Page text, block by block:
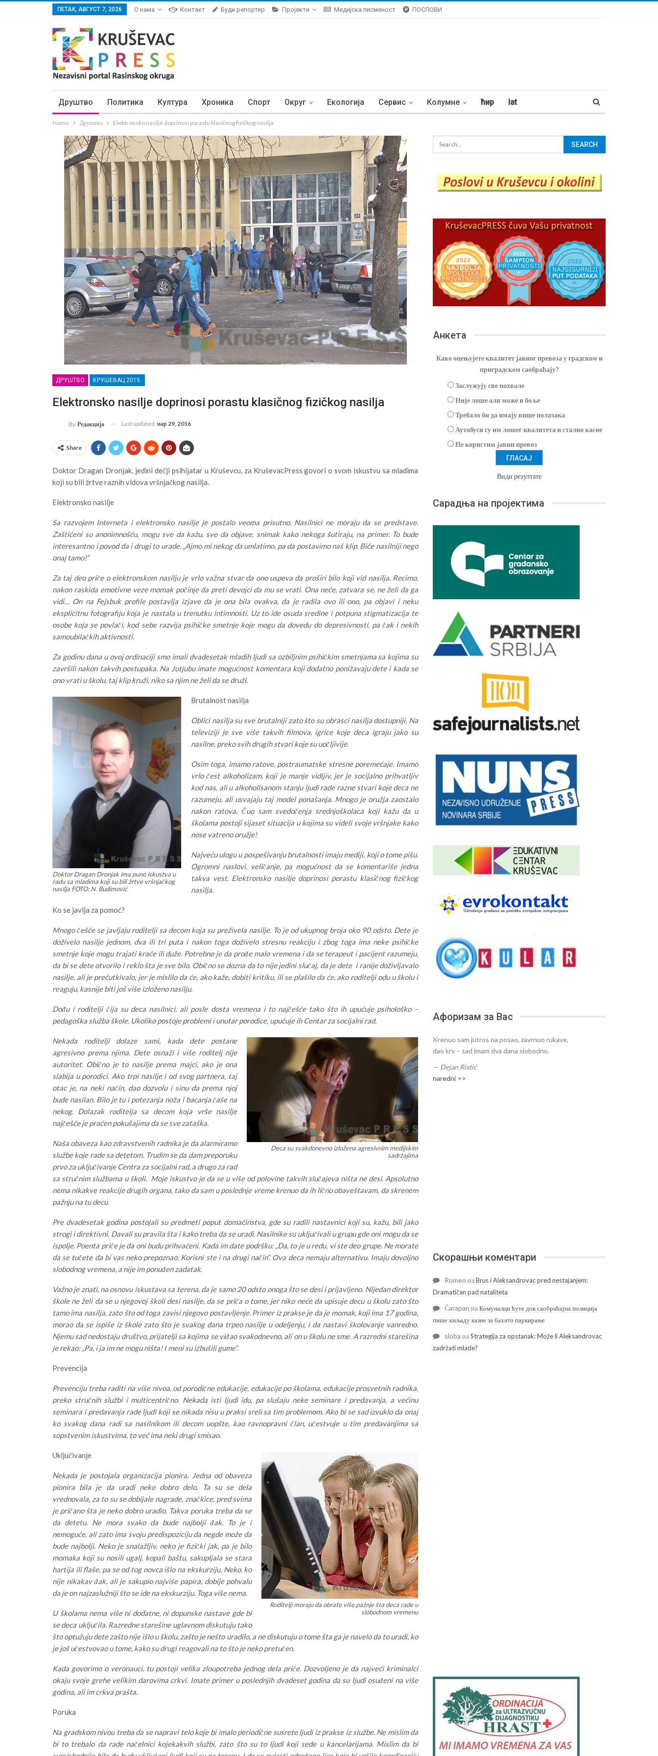
ПЕТАК, АВГУСТ 7, 2026 О нама Контакт Буди репортер Пројекти Медијска писменост ПОСЛОВИ
Друштво Политика Култура Хроника Спорт Округ Екологија Сервис Колумне ћир lat
Home Друштво Elektronsko nasilje doprinosi porastu klasičnog fizičkog nasilja
ДРУШТВО КРУШЕВАЦ 2015.
Elektronsko nasilje doprinosi porastu klasičnog fizičkog nasilja
By Редакција Last updated мар 29, 2016
Share
Doktor Dragan Dronjak, jedini dečji psihijatar u Kruševcu, za KruševacPress govori o svom iskustvu sa mladima
koji su bili žrtve raznih vidova vršnjačkog nasilja.
Elektronsko nasilje
Sa razvojem Interneta i elektronsko nasilje je postalo veoma prisutno. Nasilnici ne moraju da se predstave.
Zaštićeni su anonimnošću, mogu sve da kažu, sve da objave, snimak kako nekoga šutiraju, na primer. To bude
interesantno i povod da i drugi to urade. „Ajmo mi nekog da umlatimo, pa da postavimo naš klip. Biće nasilniji nego
onaj tamo!“
Za taj deo priče o elektronskom nasilju je vrlo važna stvar da ono uspeva da proširi bilo koji vid nasilja. Recimo,
nakon raskida emotivne veze momak počinje da preti devojci da mu se vrati. Ona neće, zatvara se, ne želi da ga
vidi… On na Fejsbuk profile postavlja izjave da je ona bila ovakva, da je radila ovo ili ono, pa objavi i neku
eksplicitnu fotografiju koja je nastala u trenutku intimnosti. Uz to ide osuda sredine i potpuna stigmatizacija te
osobe koja se povlači, kod sebe razvija psihičke smetnje koje mogu da dovedu do depresivnosti, pa čak i nekih
samoubilačkih aktivnosti.
Za godinu dana u ovoj ordinaciji smo imali dvadesetak mladih ljudi sa ozbiljnim psihičkim smetnjama sa kojima su
završili nakon takvih postupaka. Na Jutjubu imate mogućnost komentara koji dodatno ponižavaju dete i kada se
ono vrati u školu, taj klip kruži, niko sa njim ne želi da se druži.
Doktor Dragan Dronjak ima puno iskustva u
radu sa mladima koji su bili žrtve vršnjačkog
nasilja FOTO: N. Budimović
Brutalnost nasilja
Oblici nasilja su sve brutalniji zato što su obrasci nasilja dostupniji. Na
televiziji je sve više takvih filmova, igrice koje deca igraju jako su
nasilne, preko svih drugih stvari koje su uočljivije.
Osim toga, imamo ratove, postraumatske stresne poremećaje. Imamo
vrlo čest alkoholizam, koji je manje vidljiv, jer je socijalno prihvatljiv
kod nas, ali u alkoholisanom stanju ljudi rade razne stvari koje deca ne
razumeju, ali usvajaju taj model ponašanja. Mnogo je oružja zaostalo
nakon ratova. Čuo sam svedočenja srednjoškolaca koji kažu da u
školama postoji sijaset situacija u kojima su videli svoje vršnjake kako
nose vatreno oružje!
Najveću ulogu u pospešivanju brutalnosti imaju mediji, koji o tome pišu.
Ogromni naslovi, veličanje, pa mogućnost da se komentariše jedna
takva vest. Elektronsko nasilje doprinosi porastu klasičnog fizičkog
nasilja.
Ko se javlja za pomoć?
Mnogo češće se javljaju roditelji sa decom koja su preživela nasilje. To je od ukupnog broja oko 90 odsto. Dete je
doživelo nasilje jednom, dva ili tri puta i nakon toga doživelo stresnu reakciju i zbog toga ima neke psihičke
smetnje koje mogu trajati kraće ili duže. Potrebno je da prođe malo vremena i da se terapeut i pacijent razumeju,
da bi se dete otvorilo i reklo šta je sve bilo. Obično se dozna da to nije jedini slučaj, da je dete i ranije doživljavalo
nasilje, ali je prećutkivalo, jer je mislilo da će, ako kaže, dobiti kritiku, ili se plašilo da će, ako roditelji odu u školu i
reaguju, kasnije biti još više izloženo nasilju.
Dođu i roditelji čija su deca nasilnici, ali posle dosta vremena i to najčešće tako što ih upućuje psihološko –
pedagoška služba škole. Ukoliko postoje problemi i unutar porodice, upućuje ih Centar za socijalni rad.
Deca su svakdonevno izložena agresivnim medijskim
sadržajima
Nekada roditelji dolaze sami, kada dete postane
agresivno prema njima. Dete osnaži i više roditelj nije
autoritet. Obično je to nasilje prema majci, ako je ona
slabija u porodici. Ako trpi nasilje i od svog partnera, taj
otac je, na neki način, dao dozvolu i sinu da prema njoj
bude nasilan. Bilo je tu i potezanja noža i bacanja čaše na
nekog. Dolazak roditelja sa decom koja vrše nasilje
najčešće je praćen pokušajima da se sve zataška.
Naša obaveza kao zdravstvenih radnika je da alarmiramo
službe koje rade sa detetom. Trudim se da dam preporuku
prvo za uključivanje Centra za socijalni rad, a drugo za rad
sa stručnim službama u školi. Moje iskustvo je da se u više od polovine takvih slučajeva ništa ne desi. Apsolutno
nema nikakve reakcije drugih organa, tako da sam u poslednje vreme krenuo da ih lično obaveštavam, da skrenem
pažnju na tu decu.
Pre dvadesetak godina postojali su predmeti poput domaćinstva, gde su radili nastavnici koji su, kažu, bili jako
strogi i direktivni. Davali su pravila šta i kako treba da se uradi. Nasilnike su uključivali u grupu gde oni mogu da se
ispolje. Poenta priče je da oni budu prihvaćeni. Kada im date podršku: „Da, to je u redu, vi ste deo grupe. Ne morate
da se tučete da bi vas neko prepoznao. Korisni ste i na drugi način“. Ova deca nemaju alternativu. Imaju dovoljno
slobodnog vremena, a nije im ponuđen zadatak.
Važno je znati, na osnovu iskustava sa terena, da je samo 20 odsto onoga što se desi i prijavljeno. Nijedan direktor
škole ne želi da se u njegovoj školi desi nasilje, da se priča o tome, jer niko neće da upisuje decu u školu zato što
tamo ima nasilja, zato što od toga zavisi njegovo postavljenje. Primer iz prakse je da je momak, koji ima 17 godina,
morao da se ispiše iz škole zato što je svakog dana trpeo nasilje u odeljenju, i da nastavi školovanje vanredno.
Njemu sad nedostaju društvo, prijatelji sa kojima se viđao svakodnevno, ali on u školu ne sme. A razredni starešina
je rekao: „Pa, i ja im ne mogu ništa! I meni su izbušili gume“.
Prevencija
Prevenciju treba raditi na više nivoa, od porodične edukacije, edukacije po školama, edukacije prosvetnih radnika,
preko stručnih službi i multicentrično. Nekada isti ljudi idu, pa slušaju neke seminare i predavanja, a većinu
seminara i predavanja rade ljudi koji se nikada nisu u praksi sreli sa tim problemom. Ako bi se sad izvuklo da onaj
ko svakog dana radi sa nasilnikom ili decom uopšte, kao ravnopravni član, učestvuje u tim predavanjima sa
sopstvenim iskustvima, to već ima neki drugi smisao.
Roditelji moraju da obrate više pažnje šta deca rade u
slobodnom vremenu
Uključivanje
Nekada je postojala organizacija pionira. Jedna od obaveza
pionira bila je da uradi neko dobro delo. Ta su se dela
vrednovala, za to su se dobijale nagrade, značkice, pred svima
je pričano šta je neko dobro uradio. Takva poruka treba da se
da detetu. Ne mora svako da bude najbolji đak. To je i
nemoguće, ali zato ima svoju predispoziciju da negde može da
bude najbolji. Neko je snalažljiv, neko je fizički jak, pa je bilo
momaka koji su nosili ugalj, kopali baštu, sakupljala se stara
hartija ili flaše, pa se od tog novca išlo na ekskurziju. Neko, ko
nije nikakav đak, ali je sakupio najviše papira, dobije pohvalu
da je on najzaslužniji što se ide na ekskurziju. Toga više nema.
U školama nema više ni dodatne, ni dopunske nastave gde bi
se deca uključila. Razredne starešine uglavnom diskutuju tako
što optužuju dete zašto nije išlo u školu, zašto je nešto uradilo, a ne diskutuju o tome šta ga je navelo da to uradi, ko
je još učestvovao u tome, kako su drugi reagovali na to što je neko pretučen.
Kada govorimo o veronauci, tu postoji velika zloupotreba jednog dela priče. Dozvoljeno je da najveći kriminalci
okaju svoje grehe velikim darovima crkvi. Imate primer u poslednjih dvadeset godina da su ljudi osuđeni na više
godina, ali im crkva prašta.
Poruka
Na gradskom nivou treba da se napravi telo koje bi imalo periodične susrete ljudi iz prakse iz službe. Ne mislim da
bi to trebalo da rade načelnici kojekakvih službi, zato što su to ljudi koji sede u kancelarijama. Mislim da bi
Анкета
Како оцењујете квалитет јавног превоза у градском и
приградском саобраћају?
Заслужују све похвале
Није лоше али може и боље
Требало би да имају више полазака
Аутобуси су им лошег квалитета и стално касне
Не користим јавни превоз
Види резултате
Сарадња на пројектима
Афоризам за Вас
Krenuo sam jutros na posao, zavrnuo rukave,
dao krv – sad imam dva dana slobodno.
— Dejan Ristić
naredni >>
Скорашњи коментари
Romeo наBrus i Aleksandrovac pred nestajanjem:
Dramatičan pad nataliteta
Čarapan наКомуналци ћуте док саобраћајна полиција
пише хиљаду казне за бахато паркирање
sloba наStrategija za opstanak: Može li Aleksandrovac
zadržati mlade?